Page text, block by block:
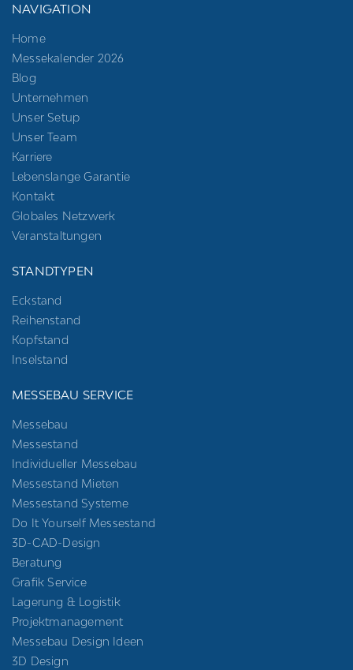
NAVIGATION
Home
Messekalender 2026
Blog
Unternehmen
Unser Setup
Unser Team
Karriere
Lebenslange Garantie
Kontakt
Globales Netzwerk
Veranstaltungen
STANDTYPEN
Eckstand
Reihenstand
Kopfstand
Inselstand
MESSEBAU SERVICE
Messebau
Messestand
Individueller Messebau
Messestand Mieten
Messestand Systeme
Do It Yourself Messestand
3D-CAD-Design
Beratung
Grafik Service
Lagerung & Logistik
Projektmanagement
Messebau Design Ideen
3D Design